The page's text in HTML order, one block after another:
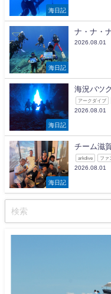
海日記
海日記
ナ・ナ・
2026.08.01
海日記
海況バツ
アークダイブ
2026.08.01
海日記
チーム滋
arkdive ファ
2026.08.01